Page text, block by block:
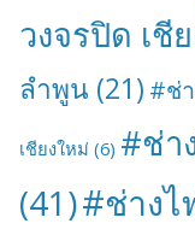
วงจรปิด เชี
ลำพูน (21) #ช่
เชียงใหม่ (6) #ช่า
(41)#ช่างไ